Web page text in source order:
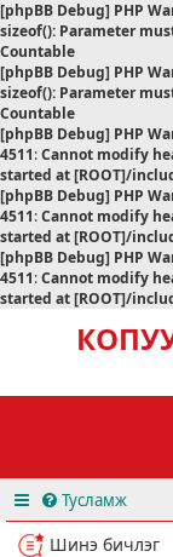
[phpBB Debug] PHP
sizeof(): Parameter
Countable
[phpBB Debug] PHP
sizeof(): Parameter
Countable
[phpBB Debug] PHP
4511:Cannot modify
started at [ROOT]/
[phpBB Debug] PHP
4511:Cannot modify
started at [ROOT]/
[phpBB Debug] PHP
4511:Cannot modify
started at [ROOT]/
Тусламж
Шинэ бичлэг